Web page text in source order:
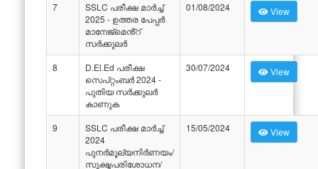
7
SSLC പരീക്ഷ മാർച്ച്
2025 - ഉത്തര പേപ്പർ
മാനേജ്മെൻ്റ്
സർക്കുലർ
01/08/2024 View
8
D.El.Ed പരീക്ഷ
സെപ്റ്റംബർ 2024 -
പുതിയ സർക്കുലർ
കാണുക
30/07/2024 View
9
SSLC പരീക്ഷ മാർച്ച്
2024
പുനർമൂല്യനിർണയം/
സൂക്ഷ്മപരിശോധന/
15/05/2024 View